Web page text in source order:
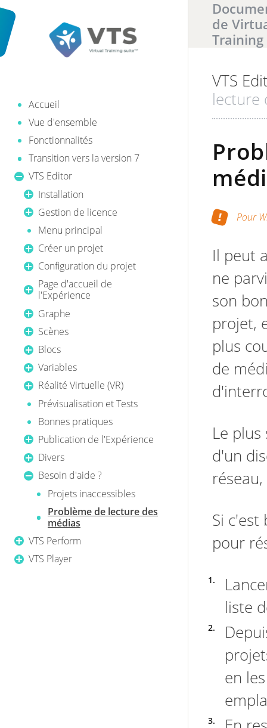
de
Training
Accueil
Vue d'ensemble
Fonctionnalités
Transition vers la version 7
VTS Editor
Installation
Gestion de licence
Menu principal
Créer un projet
Configuration du projet
Page d'accueil de
l'Expérience
Graphe
Scènes
Blocs
Variables
Réalité Virtuelle (VR)
Prévisualisation et Tests
Bonnes pratiques
Publication de l'Expérience
Divers
Besoin d'aide ?
Projets inaccessibles
Problème de lecture des
médias
VTS Perform
VTS Player
Il y a0
VTS
lecture
Pour
Il peut
ne
son
projet,
plus
de
Le
d'un
Si c'est
pour
liste
en